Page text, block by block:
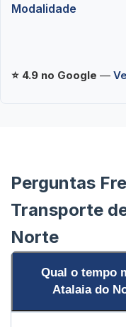
Modalidade
⭐ 4.9 no Google —
Perguntas
Transporte
Norte
Qual o tempo
Atalaia do